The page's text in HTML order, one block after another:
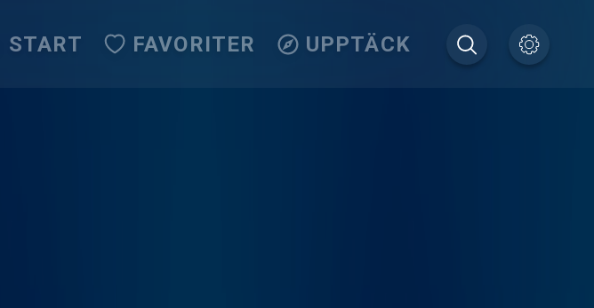
START FAVORITER UPPTÄCK